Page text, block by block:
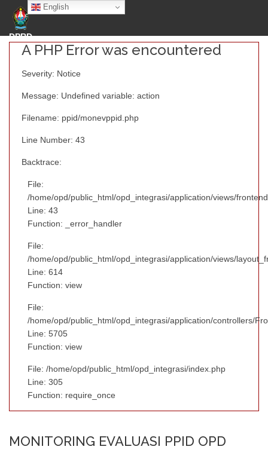
English
DPRD
A PHP Error was encountered
Severity: Notice
Message: Undefined variable: action
Filename: ppid/monevppid.php
Line Number: 43
Backtrace:
File:
/home/opd/public_html/opd_integrasi/application/views/
Line: 43
Function: _error_handler
File:
/home/opd/public_html/opd_integrasi/application/views/
Line: 614
Function: view
File:
/home/opd/public_html/opd_integrasi/application/controllers/
Line: 5705
Function: view
File: /home/opd/public_html/opd_integrasi/index.php
Line: 305
Function: require_once
MONITORING EVALUASI PPID OPD